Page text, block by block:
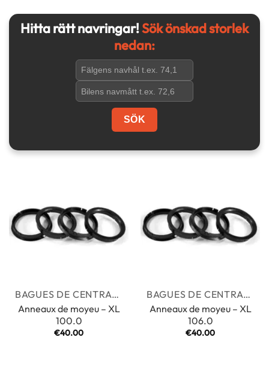
Hitta rätt navringar!Sök önskad storlek
nedan:
BAGUES DE CENTRAGE
Anneaux de moyeu – XL
100.0
€40.00
BAGUES DE CENTRAGE
Anneaux de moyeu – XL
106.0
€40.00